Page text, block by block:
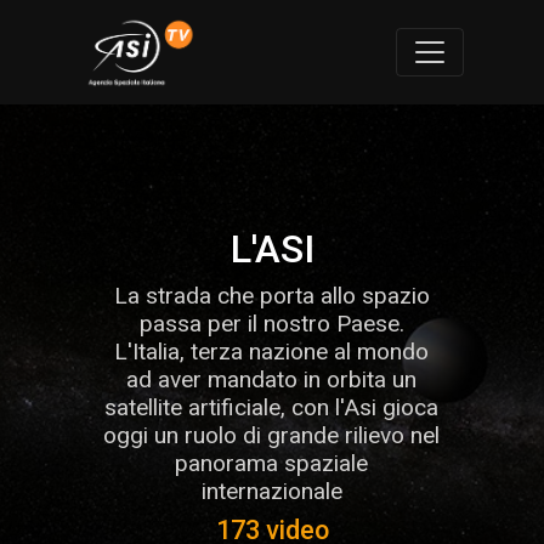
L'ASI
La strada che porta allo spazio
passa per il nostro Paese.
L'Italia, terza nazione al mondo
ad aver mandato in orbita un
satellite artificiale, con l'Asi gioca
oggi un ruolo di grande rilievo nel
panorama spaziale
internazionale
173 video